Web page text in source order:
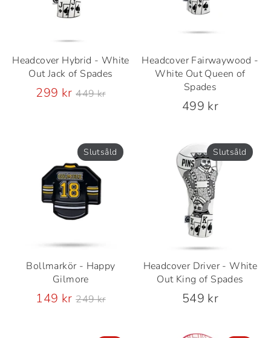
Headcover Hybrid - White
Out Jack of Spades
299 kr Ordinarie
449 kr
Headcover Fairwaywood -
White Out Queen of
Spades
499 kr
Bollmarkör - Happy
Gilmore
149 kr Ordinarie
249 kr
Slutsåld
Headcover Driver - White
Out King of Spades
549 kr
Slutsåld